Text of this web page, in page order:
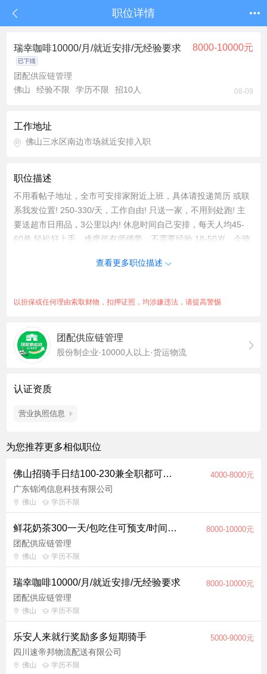
职位详情
瑞幸咖啡10000/月/就近安排/无经验要求 8000-10000元
团配供应链管理
佛山
经验不限 学历不限 招10人 08-09
工作地址
佛山三水区南边市场就近安排入职
职位描述
不用看帖子地址，全市可安排家附近上班，具体请投递简历 或联
系我发位置! 250-330/天，工作自由! 只送一家，不用到处跑! 主
要送超市日用品，3公里以内! 休息时间自己安排，每天人均45-
60单 轻松好上手，难度低有师傅带，不需要经验 18-50岁，会骑
查看更多职位描述
以担保或任何理由索取财物，扣押证照，均涉嫌违法，请提高警惕
团配供应链管理
股份制企业·10000人以上·货运物流
认证资质
营业执照信息
为您推荐更多相似职位
佛山招骑手日结100-230兼全职都可提供车俩住宿 4000-8000元
广东锦鸿信息科技有限公司
佛山 学历不限
鲜花奶茶300一天/包吃住可预支/时间自选 8000-10000元
团配供应链管理
佛山 学历不限
瑞幸咖啡10000/月/就近安排/无经验要求 8000-10000元
团配供应链管理
佛山 学历不限
乐安人来就行奖励多多短期骑手 5000-9000元
四川速帝邦物流配送有限公司
佛山 学历不限